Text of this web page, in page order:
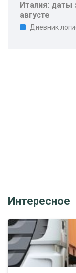
Италия: даты
августе
Дневник
Интересное